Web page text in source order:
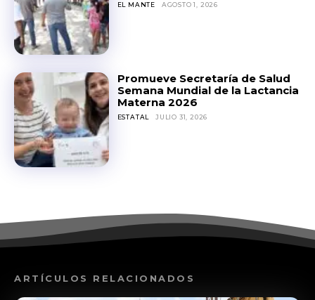
EL MANTE AGOSTO 1, 2026
Promueve Secretaría de Salud
Semana Mundial de la Lactancia
Materna 2026
ESTATAL JULIO 31, 2026
ARTÍCULOS RELACIONADOS